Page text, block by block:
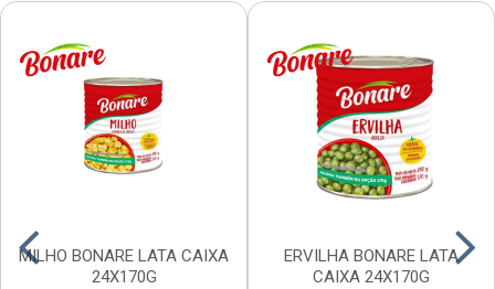
MILHO BONARE LATA CAIXA
24X170G
ERVILHA BONARE LATA
CAIXA 24X170G